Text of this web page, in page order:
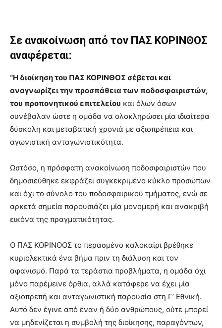
Σε ανακοίνωση από τον ΠΑΣ ΚΟΡΙΝΘΟΣ
αναφέρεται:
“Η διοίκηση του ΠΑΣ ΚΟΡΙΝΘΟΣ σέβεται και
αναγνωρίζει την προσπάθεια των ποδοσφαιριστών,
του προπονητικού επιτελείου και όλων όσων
συνέβαλαν ώστε η ομάδα να ολοκληρώσει μία ιδιαίτερα
δύσκολη και μεταβατική χρονιά με αξιοπρέπεια και
αγωνιστική ανταγωνιστικότητα.
Ωστόσο, η πρόσφατη ανακοίνωση ποδοσφαιριστών που
δημοσιεύθηκε εκφράζει συγκεκριμένο κύκλο προσώπων
και όχι το σύνολο του ποδοσφαιρικού τμήματος, ενώ σε
αρκετά σημεία παρουσιάζει μία μονομερή και ανακριβή
εικόνα της πραγματικότητας.
Ο ΠΑΣ ΚΟΡΙΝΘΟΣ το περασμένο καλοκαίρι βρέθηκε
κυριολεκτικά ένα βήμα πριν τη διάλυση και τον
αφανισμό. Παρά τα τεράστια προβλήματα, η ομάδα όχι
μόνο παρέμεινε όρθια, αλλά κατάφερε να έχει μία
αξιοπρεπή και ανταγωνιστική παρουσία στη Γ’ Εθνική.
Αυτό δεν έγινε από έναν ή δύο ανθρώπους, ούτε μπορεί
να μηδενίζεται η συμβολή της διοίκησης, παραγόντων,